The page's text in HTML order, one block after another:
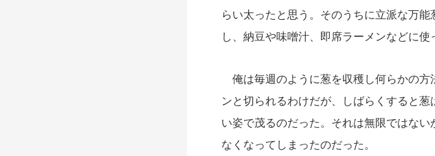
らい太ったと思う。そのうちに立派な万
し、納豆や味噌汁、即席ラーメンなどに使
俺は毎週のように葱を収穫し何らかの方
ンと切られるわけだが、しばらくすると
い姿で茂るのだった。それは無限ではな
なくなってしまったのだった。